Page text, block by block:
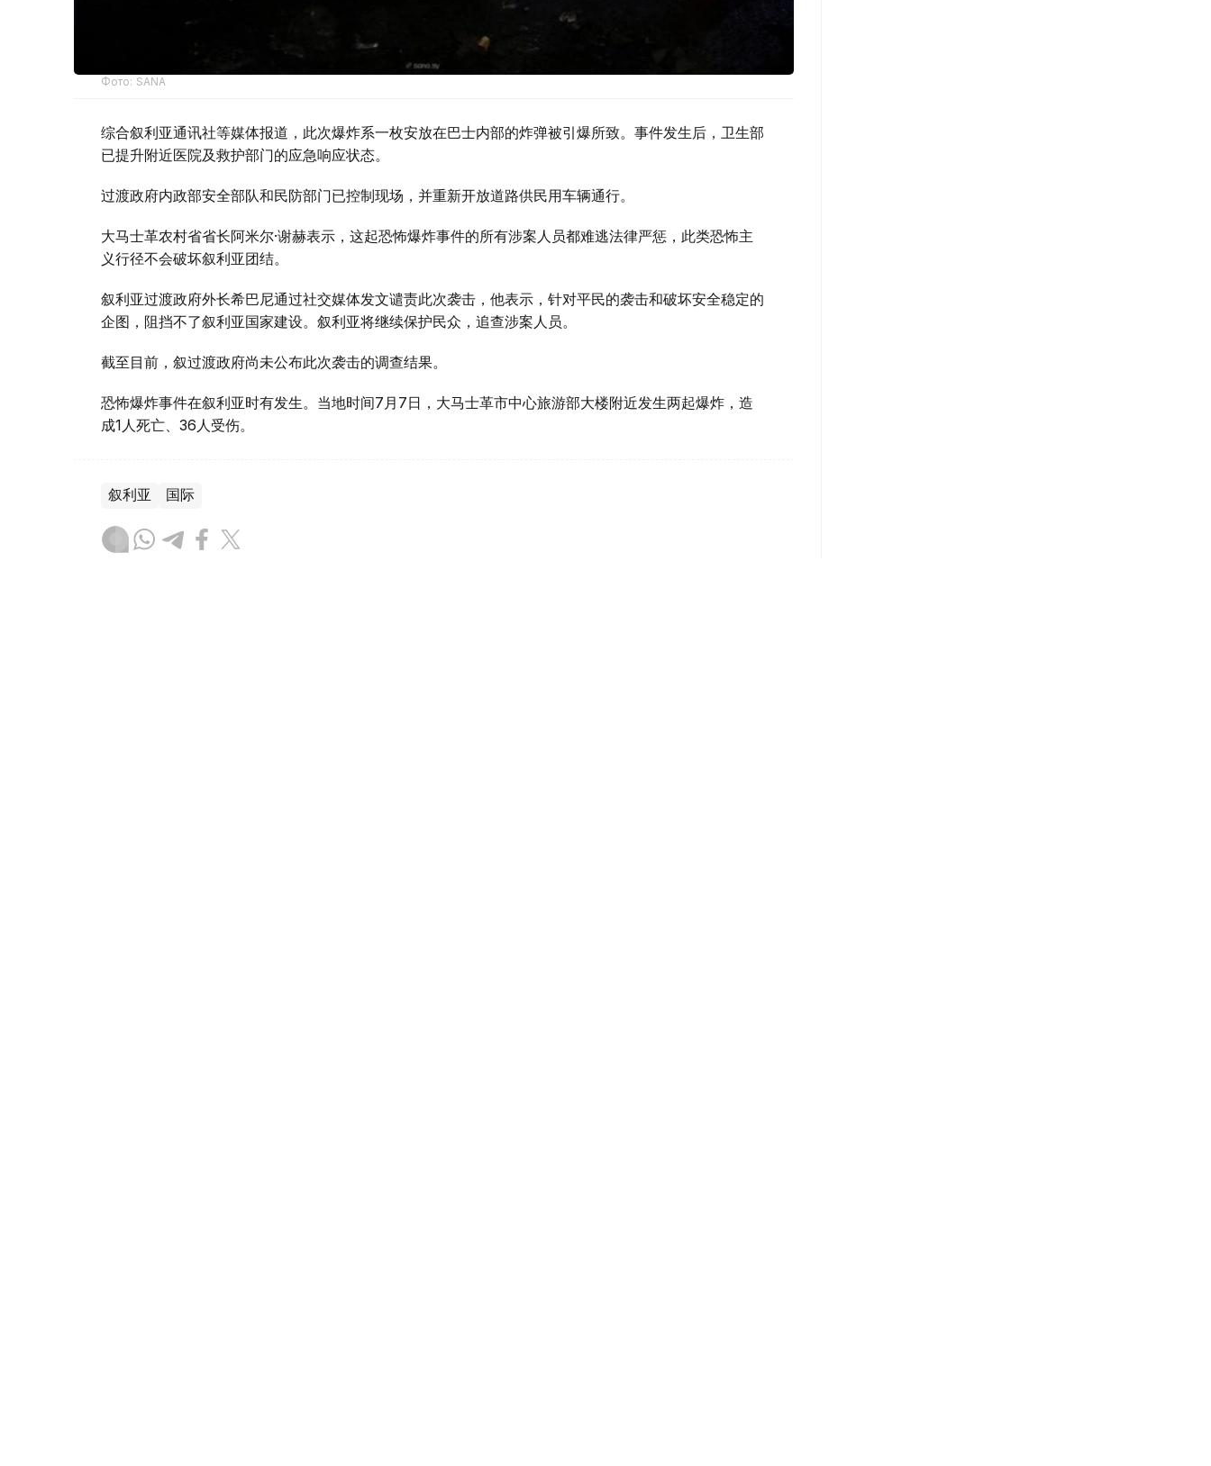
Фото: SANA
综合叙利亚通讯社等媒体报道，此次爆炸系一枚安放在巴士内部的炸弹被引爆所致。事件发生后，卫生部
已提升附近医院及救护部门的应急响应状态。
过渡政府内政部安全部队和民防部门已控制现场，并重新开放道路供民用车辆通行。
大马士革农村省省长阿米尔·谢赫表示，这起恐怖爆炸事件的所有涉案人员都难逃法律严惩，此类恐怖主
义行径不会破坏叙利亚团结。
叙利亚过渡政府外长希巴尼通过社交媒体发文谴责此次袭击，他表示，针对平民的袭击和破坏安全稳定的
企图，阻挡不了叙利亚国家建设。叙利亚将继续保护民众，追查涉案人员。
截至目前，叙过渡政府尚未公布此次袭击的调查结果。
恐怖爆炸事件在叙利亚时有发生。当地时间7月7日，大马士革市中心旅游部大楼附近发生两起爆炸，造
成1人死亡、36人受伤。
叙利亚 国际